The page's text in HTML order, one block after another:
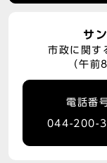
サ
市政に関す
（午
電話番
044-200-